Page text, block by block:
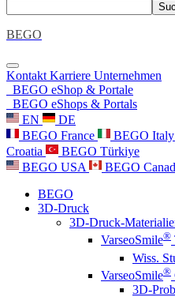
BEGO
Kontakt Karriere Unternehmen
BEGO eShop & Portale
BEGO eShops & Portals
EN
DE
BEGO France
BEGO Italy
Croatia
BEGO Türkiye
BEGO USA
BEGO
BEGO
3D-Druck
3D-Druck-
VarseoSmile®
Wiss.
VarseoSmile®
3D-